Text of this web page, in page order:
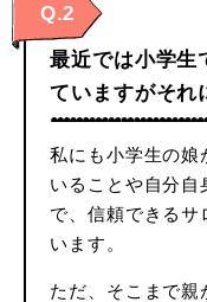
Q.2
最近では小学生
ていますがそれ
私にも小学生の娘
いることや自分
で、信頼できるサ
います。
ただ、そこまで親